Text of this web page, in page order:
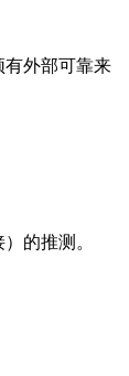
队
外部可靠来
的推测。